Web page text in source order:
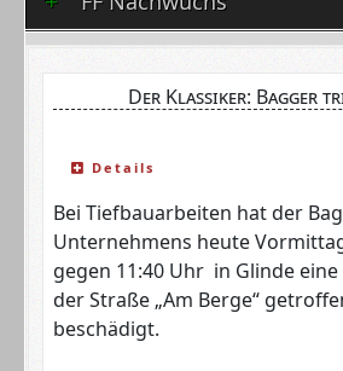
Der Klassiker: Bagger
Details
Bei Tiefbauarbeiten hat der
Unternehmens heute
gegen 11:40 Uhr in Glinde
der Straße „Am Berge“
beschädigt.